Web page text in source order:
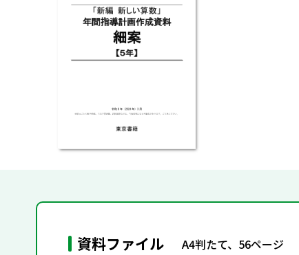
資料ファイル A4判たて、56ページ